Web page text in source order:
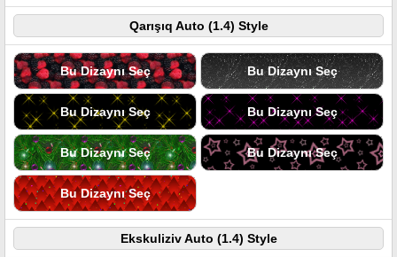
Qarışıq Auto (1.4) Style
Bu Dizaynı Seç Bu Dizaynı Seç
Bu Dizaynı Seç Bu Dizaynı Seç
Bu Dizaynı Seç Bu Dizaynı Seç
Bu Dizaynı Seç
Ekskuliziv Auto (1.4) Style